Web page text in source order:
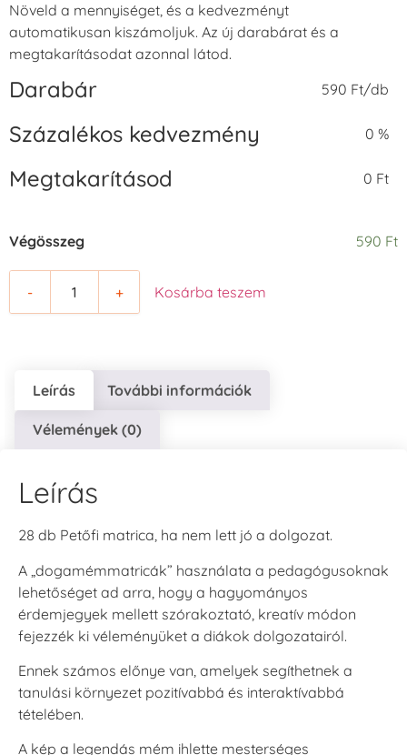
Növeld a mennyiséget, és a kedvezményt
automatikusan kiszámoljuk. Az új darabárat és a
megtakarításodat azonnal látod.
Darabár 590 Ft/db
Százalékos kedvezmény 0 %
Megtakarításod 0 Ft
Végösszeg 590 Ft
- + Kosárba teszem
Leírás További információk
Vélemények (0)
Leírás
28 db Petőfi matrica, ha nem lett jó a dolgozat.
A „dogamémmatricák” használata a pedagógusoknak
lehetőséget ad arra, hogy a hagyományos
érdemjegyek mellett szórakoztató, kreatív módon
fejezzék ki véleményüket a diákok dolgozatairól.
Ennek számos előnye van, amelyek segíthetnek a
tanulási környezet pozitívabbá és interaktívabbá
tételében.
A kép a legendás mém ihlette mesterséges